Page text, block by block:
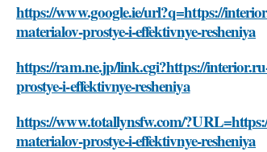
https://www.google.ie/url?q=https://
materialov-prostye-i-effektivnye-resheniya
https://ram.ne.jp/link.cgi?https://
prostye-i-effektivnye-resheniya
https://www.totallynsfw.com/
materialov-prostye-i-effektivnye-resheniya